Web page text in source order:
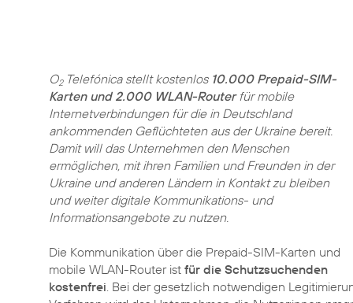
O2Telefónica stellt kostenlos 10.000 Prepaid-SIM-
Karten und 2.000 WLAN-Routerfür mobile
Internetverbindungen für die in Deutschland
ankommenden Geflüchteten aus der Ukraine bereit.
Damit will das Unternehmen den Menschen
ermöglichen, mit ihren Familien und Freunden in der
Ukraine und anderen Ländern in Kontakt zu bleiben
und weiter digitale Kommunikations- und
Informationsangebote zu nutzen.
Die Kommunikation über die Prepaid-SIM-Karten und
mobile WLAN-Router ist für die Schutzsuchenden
kostenfrei. Bei der gesetzlich notwendigen